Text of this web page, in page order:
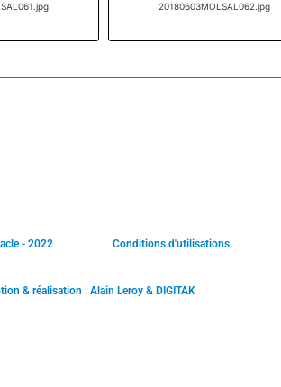
20180603MOLSAL062.jpg
- 2022 Conditions d'utilisations
& réalisation : Alain Leroy & DIGITAK